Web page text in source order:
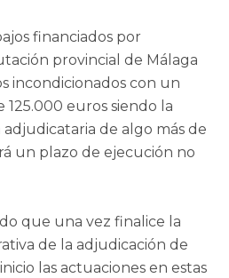
financiados por
provincial de Málaga
incondicionados con un
euros siendo la
de algo más de
un plazo de ejecución no
que una vez finalice la
de la adjudicación de
las actuaciones en estas